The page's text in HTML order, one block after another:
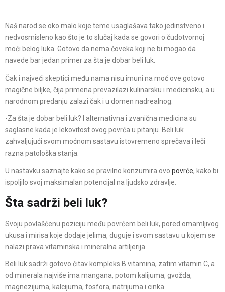
Naš narod se oko malo koje teme usaglašava tako jedinstveno i
nedvosmisleno kao što je to slučaj kada se govori o čudotvornoj
moći belog luka. Gotovo da nema čoveka koji ne bi mogao da
navede bar jedan primer za šta je dobar beli luk.
Čak i najveći skeptici među nama nisu imuni na moć ove gotovo
magične biljke, čija primena prevazilazi kulinarsku i medicinsku, a u
narodnom predanju zalazi čak i u domen nadrealnog.
-Za šta je dobar beli luk? I alternativna i zvanična medicina su
saglasne kada je lekovitost ovog povrća u pitanju. Beli luk
zahvaljujući svom moćnom sastavu istovremeno sprečava i leči
razna patološka stanja.
U nastavku saznajte kako se pravilno konzumira ovo povrće, kako bi
ispoljilo svoj maksimalan potencijal na ljudsko zdravlje.
Šta sadrži beli luk?
Svoju povlašćenu poziciju među povrćem beli luk, pored omamljivog
ukusa i mirisa koje dodaje jelima, duguje i svom sastavu u kojem se
nalazi prava vitaminska i mineralna artiljerija.
Beli luk sadrži gotovo čitav kompleks B vitamina, zatim vitamin C, a
od minerala najviše ima mangana, potom kalijuma, gvožda,
magnezijuma, kalcijuma, fosfora, natrijuma i cinka.